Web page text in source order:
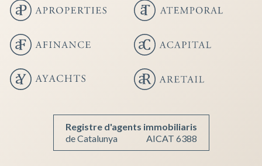
Registre d'agents immobiliaris
de Catalunya
AICAT 6388
Guardar configuració Acceptar totes